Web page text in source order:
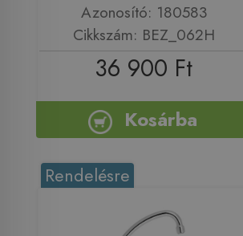
Azonosító: 180583
Cikkszám: BEZ_062H
36 900 Ft
Kosárba
Rendelésre